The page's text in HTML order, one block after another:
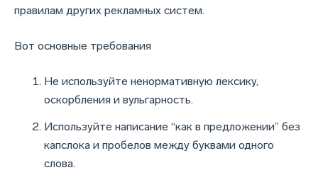
правилам других рекламных систем.
Вот основные требования
Не используйте ненормативную лексику,
оскорбления и вульгарность.
Используйте написание “как в предложении” без
капслока и пробелов между буквами одного
слова.